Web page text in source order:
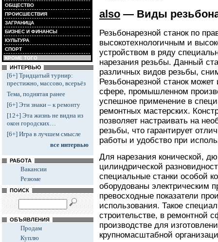
ОБЩЕСТВО
ПРОИСШЕСТВИЯ
ЗАГРАНИЦА
БИЗНЕС И ФИНАНСЫ
КУЛЬТУРА
СПОРТ
КРОМЕ ТОГО
ИНТЕРВЬЮ
[6+] Тридцатый турнир:
престижно, массово, всерьёз
Тема, поднятая ранее
[6+] Эти знаки – к ремонту
[12+] Эта жизнь не видна из
окон городских…
[6+] Игра в лучшем смысле
все интервью
РАБОТА
Вакансии
Резюме
ПОИСК
ОБЪЯВЛЕНИЯ
Продам
Куплю
also — Виды
Резьбонарезной станок по
высокотехнологичным и
устройством в ряду
нарезания резьбы. Данный
различных видов резьбы,
Резьбонарезной станок
сфере, промышленном
успешное применение в
ремонтных мастерских.
позволяет настраивать на
резьбы, что гарантирует
работы и удобство при
Для нарезания конической,
цилиндрической
специальные станки особой
оборудованы электрическим
превосходные показатели
использования. Такое
строительстве, в ремонтной
производстве для
крупномасштабной